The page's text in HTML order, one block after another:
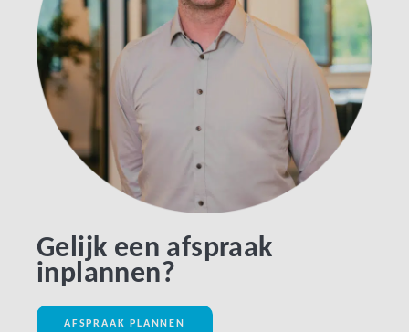
Gelijk een afspraak
inplannen?
AFSPRAAK PLANNEN